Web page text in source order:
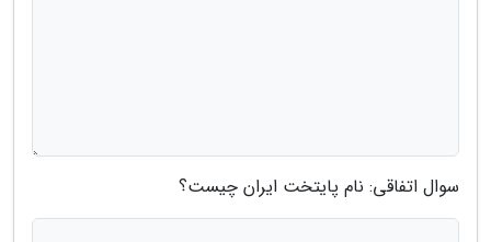
سوال اتفاقی: نام پایتخت ایران چیست؟